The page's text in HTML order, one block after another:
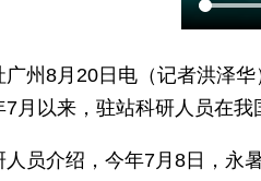
广州8月20日电（记者洪泽
7月以来，驻站科研人员在
人员介绍，今年7月8日，永